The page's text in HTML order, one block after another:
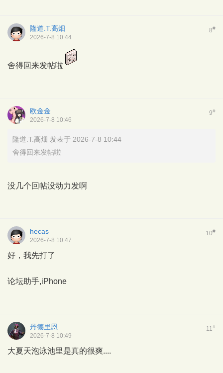
8#
隆道.T.高畑
2026-7-8 10:44
舍得回来发帖啦
9#
欧金金
2026-7-8 10:46
隆道.T.高畑 发表于 2026-7-8 10:44
舍得回来发帖啦
没几个回帖没动力发啊
10#
hecas
2026-7-8 10:47
好，我先打了
论坛助手,iPhone
11#
丹德里恩
2026-7-8 10:49
大夏天泡泳池里是真的很爽....